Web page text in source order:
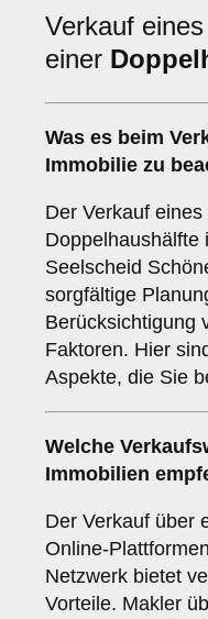
Verkauf eines
einer
Was es beim
Immobilie zu
Der Verkauf
Doppelhaushälfte
Seelscheid
sorgfältige
Berücksichtigung
Faktoren. Hier
Aspekte, die Sie
Welche
Immobilien
Der Verkauf über
Online-
Netzwerk bietet
Vorteile. Makler